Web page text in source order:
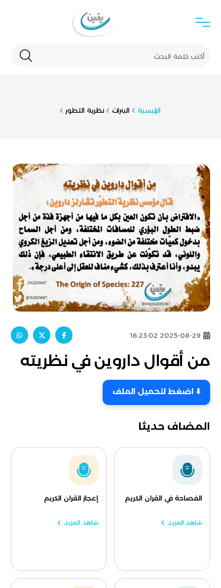
الرئيسية البنرات نظرية التطور
2025-08-29 16:23:02
من أقوال داروين في نظريته
⬇️ اضغط لتحميل الملف
المضاف حديثا
الفصاحة في القران الكريم
شاهد المزيد
إعجاز القران الكريم
شاهد المزيد